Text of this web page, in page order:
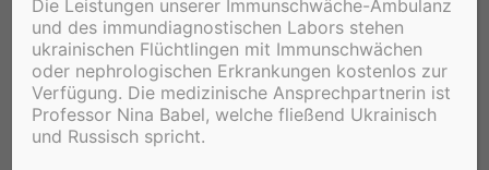
Die Leistungen unserer Immunschwäche-Ambulanz
und des immundiagnostischen Labors stehen
ukrainischen Flüchtlingen mit Immunschwächen
oder nephrologischen Erkrankungen kostenlos zur
Verfügung. Die medizinische Ansprechpartnerin ist
Professor Nina Babel, welche fließend Ukrainisch
und Russisch spricht.